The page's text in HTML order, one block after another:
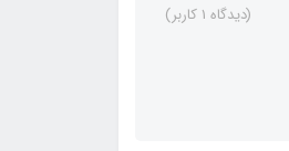
(دیدگاه 1 کاربر)